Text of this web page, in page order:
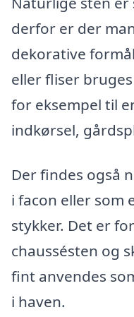
derfor er der
dekorative
eller fliser
for eksempel til
indkørsel,
Der findes også
i facon eller som
stykker. Det er
chaussésten og
fint anvendes
i haven.